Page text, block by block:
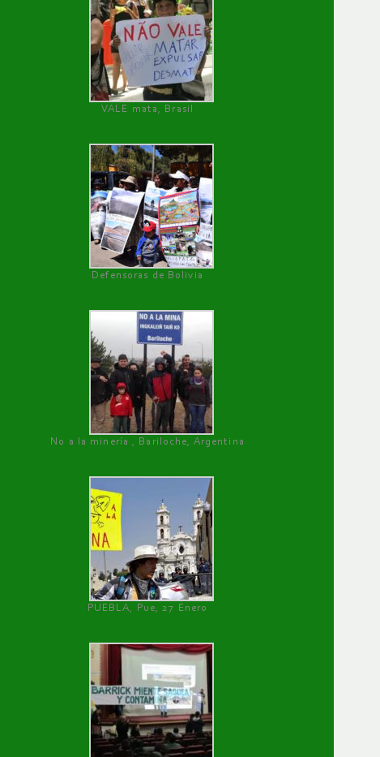
VALE mata, Brasil
Defensoras de Bolivia
No a la minería , Bariloche, Argentina
PUEBLA, Pue, 27 Enero